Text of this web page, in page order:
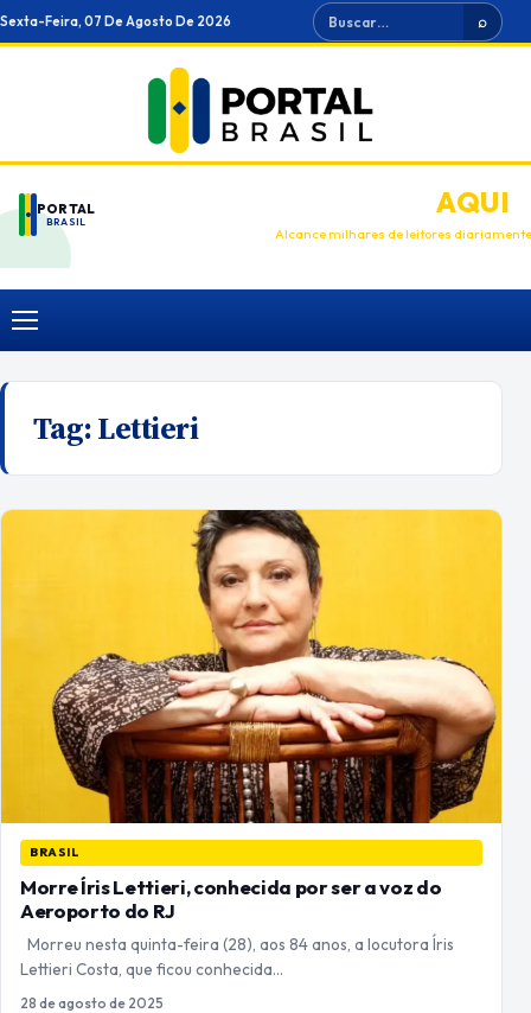
Ir
para
Sexta-Feira, 07 De Agosto De 2026 Buscar ⌕
PORTAL
BRASIL
ANUNCIEAQUI
Alcance milhares de leitores diariamente
Menu
Tag:Lettieri
BRASIL
Morre Íris Lettieri, conhecida por ser a voz do
Aeroporto do RJ
Morreu nesta quinta-feira (28), aos 84 anos, a locutora Íris
Lettieri Costa, que ficou conhecida…
28 de agosto de 2025